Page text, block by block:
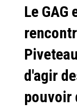
Le GAG
d'agir
pouvoir